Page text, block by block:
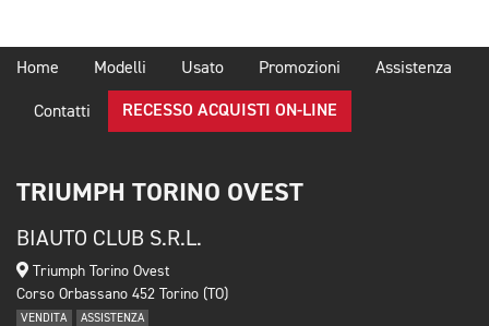
Home Modelli Usato Promozioni Assistenza
Contatti RECESSO ACQUISTI ON-LINE
TRIUMPH TORINO OVEST
BIAUTO CLUB S.R.L.
Triumph Torino Ovest
Corso Orbassano 452 Torino (TO)
VENDITA ASSISTENZA